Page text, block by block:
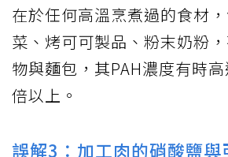
在於任何高溫烹煮過的食材
菜、烤可可製品、粉末奶粉
物與麵包，其PAH濃度有時
倍以上。
誤解3：加工肉的硝酸鹽與